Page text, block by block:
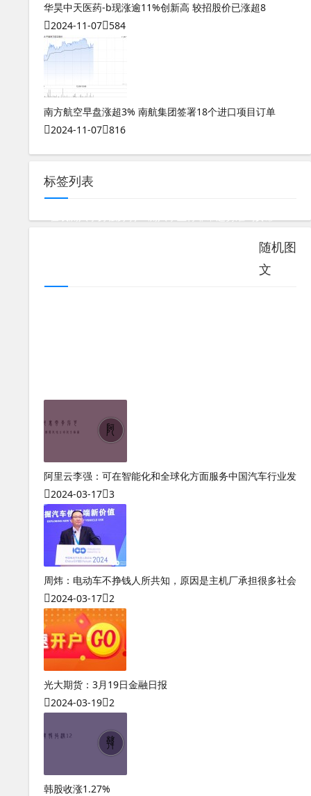
华昊中天医药-b现涨逾11%创新高 较招股价已涨超8
2024-11-07 584
南方航空早盘涨超3% 南航集团签署18个进口项目订单
2024-11-07 816
标签列表
随机图
文
阿里云李强：可在智能化和全球化方面服务中国汽车行业发
2024-03-17 3
周炜：电动车不挣钱人所共知，原因是主机厂承担很多社会
2024-03-17 2
光大期货：3月19日金融日报
2024-03-19 2
韩股收涨1.27%